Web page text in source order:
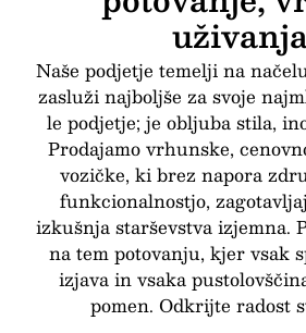
INOVATIVEN
Naše podjetje temelji na
zasluži najboljše za svoje
le podjetje; je obljuba stila,
Prodajamo vrhunske,
vozičke, ki brez napora
funkcionalnostjo,
izkušnja starševstva izjemna.
na tem potovanju, kjer vsak
izjava in vsaka
pomen. Odkrijte radost